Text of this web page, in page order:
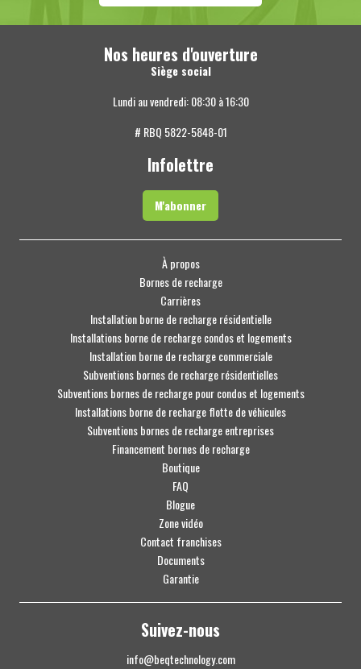
Nos heures d'ouverture
Siège social
Lundi au vendredi: 08:30 à 16:30
# RBQ 5822-5848-01
Infolettre
M'abonner
À propos
Bornes de recharge
Carrières
Installation borne de recharge résidentielle
Installations borne de recharge condos et logements
Installation borne de recharge commerciale
Subventions bornes de recharge résidentielles
Subventions bornes de recharge pour condos et logements
Installations borne de recharge flotte de véhicules
Subventions bornes de recharge entreprises
Financement bornes de recharge
Boutique
FAQ
Blogue
Zone vidéo
Contact franchises
Documents
Garantie
Suivez-nous
info@beqtechnology.com